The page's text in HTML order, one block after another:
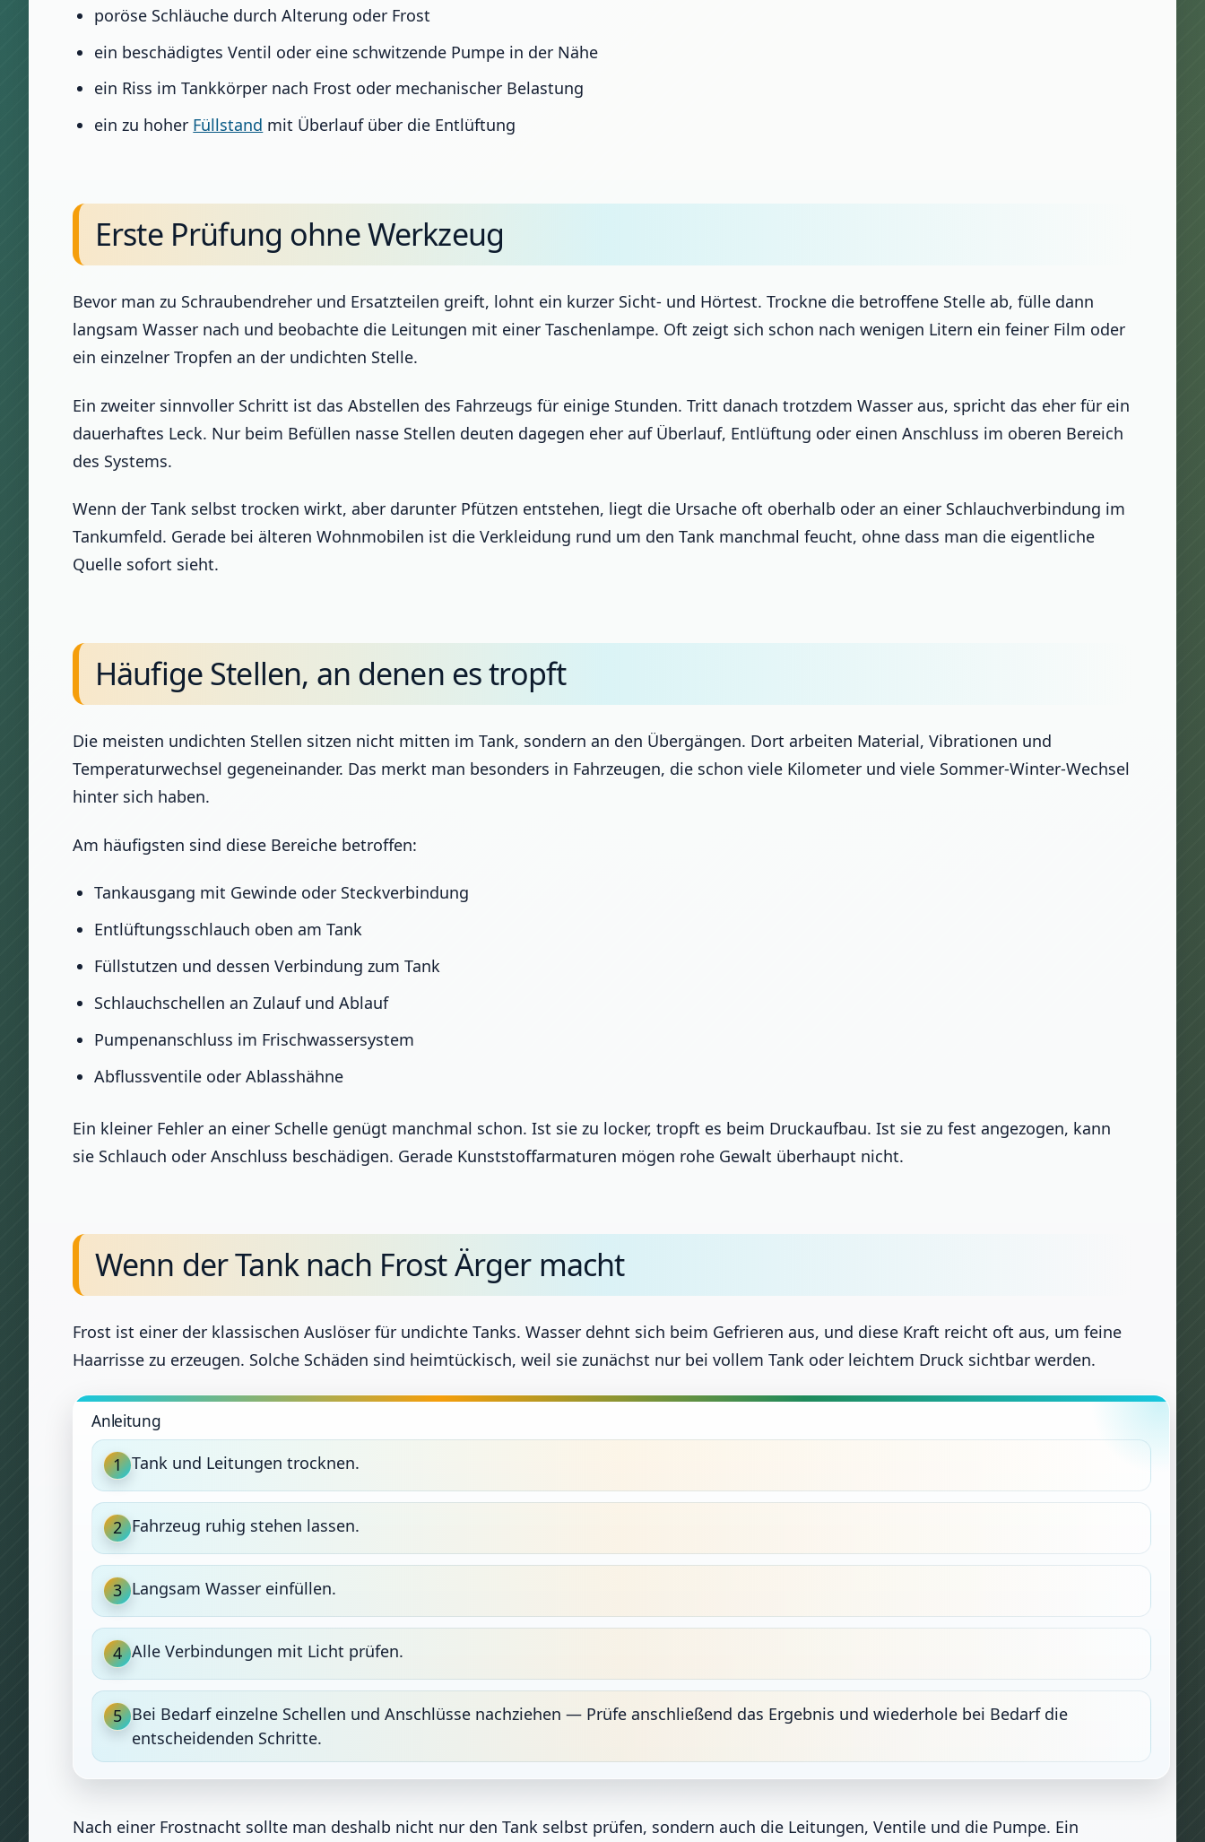
poröse Schläuche durch Alterung oder Frost
ein beschädigtes Ventil oder eine schwitzende Pumpe in der Nähe
ein Riss im Tankkörper nach Frost oder mechanischer Belastung
ein zu hoher Füllstand mit Überlauf über die Entlüftung
Erste Prüfung ohne Werkzeug
Bevor man zu Schraubendreher und Ersatzteilen greift, lohnt ein kurzer Sicht- und Hörtest. Trockne die betroffene Stelle ab, fülle dann
langsam Wasser nach und beobachte die Leitungen mit einer Taschenlampe. Oft zeigt sich schon nach wenigen Litern ein feiner Film oder
ein einzelner Tropfen an der undichten Stelle.
Ein zweiter sinnvoller Schritt ist das Abstellen des Fahrzeugs für einige Stunden. Tritt danach trotzdem Wasser aus, spricht das eher für ein
dauerhaftes Leck. Nur beim Befüllen nasse Stellen deuten dagegen eher auf Überlauf, Entlüftung oder einen Anschluss im oberen Bereich
des Systems.
Wenn der Tank selbst trocken wirkt, aber darunter Pfützen entstehen, liegt die Ursache oft oberhalb oder an einer Schlauchverbindung im
Tankumfeld. Gerade bei älteren Wohnmobilen ist die Verkleidung rund um den Tank manchmal feucht, ohne dass man die eigentliche
Quelle sofort sieht.
Häufige Stellen, an denen es tropft
Die meisten undichten Stellen sitzen nicht mitten im Tank, sondern an den Übergängen. Dort arbeiten Material, Vibrationen und
Temperaturwechsel gegeneinander. Das merkt man besonders in Fahrzeugen, die schon viele Kilometer und viele Sommer-Winter-Wechsel
hinter sich haben.
Am häufigsten sind diese Bereiche betroffen:
Tankausgang mit Gewinde oder Steckverbindung
Entlüftungsschlauch oben am Tank
Füllstutzen und dessen Verbindung zum Tank
Schlauchschellen an Zulauf und Ablauf
Pumpenanschluss im Frischwassersystem
Abflussventile oder Ablasshähne
Ein kleiner Fehler an einer Schelle genügt manchmal schon. Ist sie zu locker, tropft es beim Druckaufbau. Ist sie zu fest angezogen, kann
sie Schlauch oder Anschluss beschädigen. Gerade Kunststoffarmaturen mögen rohe Gewalt überhaupt nicht.
Wenn der Tank nach Frost Ärger macht
Frost ist einer der klassischen Auslöser für undichte Tanks. Wasser dehnt sich beim Gefrieren aus, und diese Kraft reicht oft aus, um feine
Haarrisse zu erzeugen. Solche Schäden sind heimtückisch, weil sie zunächst nur bei vollem Tank oder leichtem Druck sichtbar werden.
Anleitung
1 Tank und Leitungen trocknen.
2 Fahrzeug ruhig stehen lassen.
3 Langsam Wasser einfüllen.
4 Alle Verbindungen mit Licht prüfen.
5 Bei Bedarf einzelne Schellen und Anschlüsse nachziehen — Prüfe anschließend das Ergebnis und wiederhole bei Bedarf die
entscheidenden Schritte.
Nach einer Frostnacht sollte man deshalb nicht nur den Tank selbst prüfen, sondern auch die Leitungen, Ventile und die Pumpe. Ein